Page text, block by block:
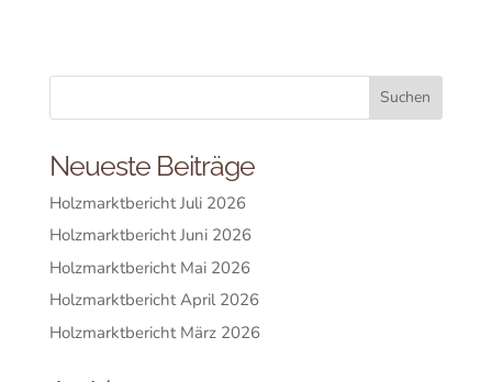
Neueste Beiträge
Holzmarktbericht Juli 2026
Holzmarktbericht Juni 2026
Holzmarktbericht Mai 2026
Holzmarktbericht April 2026
Holzmarktbericht März 2026